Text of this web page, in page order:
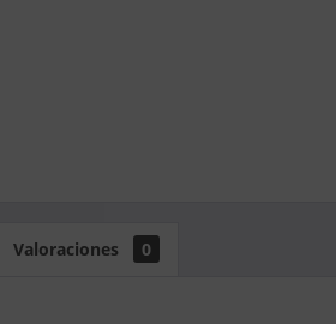
Valoraciones 0